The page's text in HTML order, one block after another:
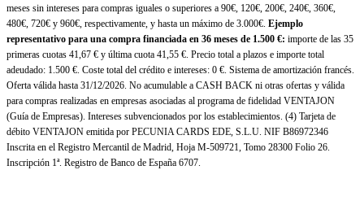
meses sin intereses para compras iguales o superiores a 90€, 120€, 200€, 240€, 360€,
480€, 720€ y 960€, respectivamente, y hasta un máximo de 3.000€. Ejemplo
representativo para una compra financiada en 36 meses de 1.500 €: importe de las 35
primeras cuotas 41,67 € y última cuota 41,55 €. Precio total a plazos e importe total
adeudado: 1.500 €. Coste total del crédito e intereses: 0 €. Sistema de amortización francés.
Oferta válida hasta 31/12/2026. No acumulable a CASH BACK ni otras ofertas y válida
para compras realizadas en empresas asociadas al programa de fidelidad VENTAJON
(Guía de Empresas). Intereses subvencionados por los establecimientos. (4) Tarjeta de
débito VENTAJON emitida por PECUNIA CARDS EDE, S.L.U. NIF B86972346
Inscrita en el Registro Mercantil de Madrid, Hoja M-509721, Tomo 28300 Folio 26.
Inscripción 1ª. Registro de Banco de España 6707.